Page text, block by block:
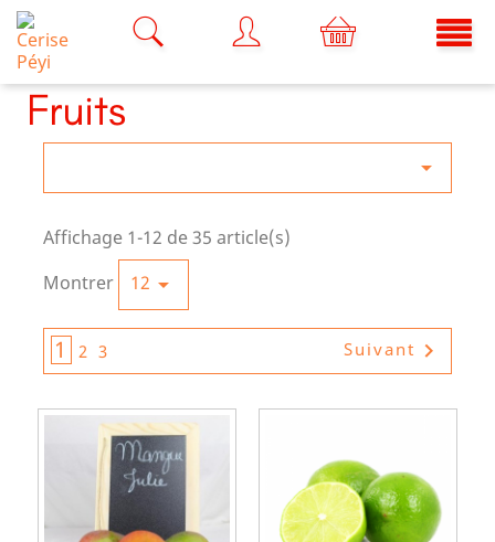
Fruits

Affichage 1-12 de 35 article(s)
Montrer
12 
1 2 3 Suivant 